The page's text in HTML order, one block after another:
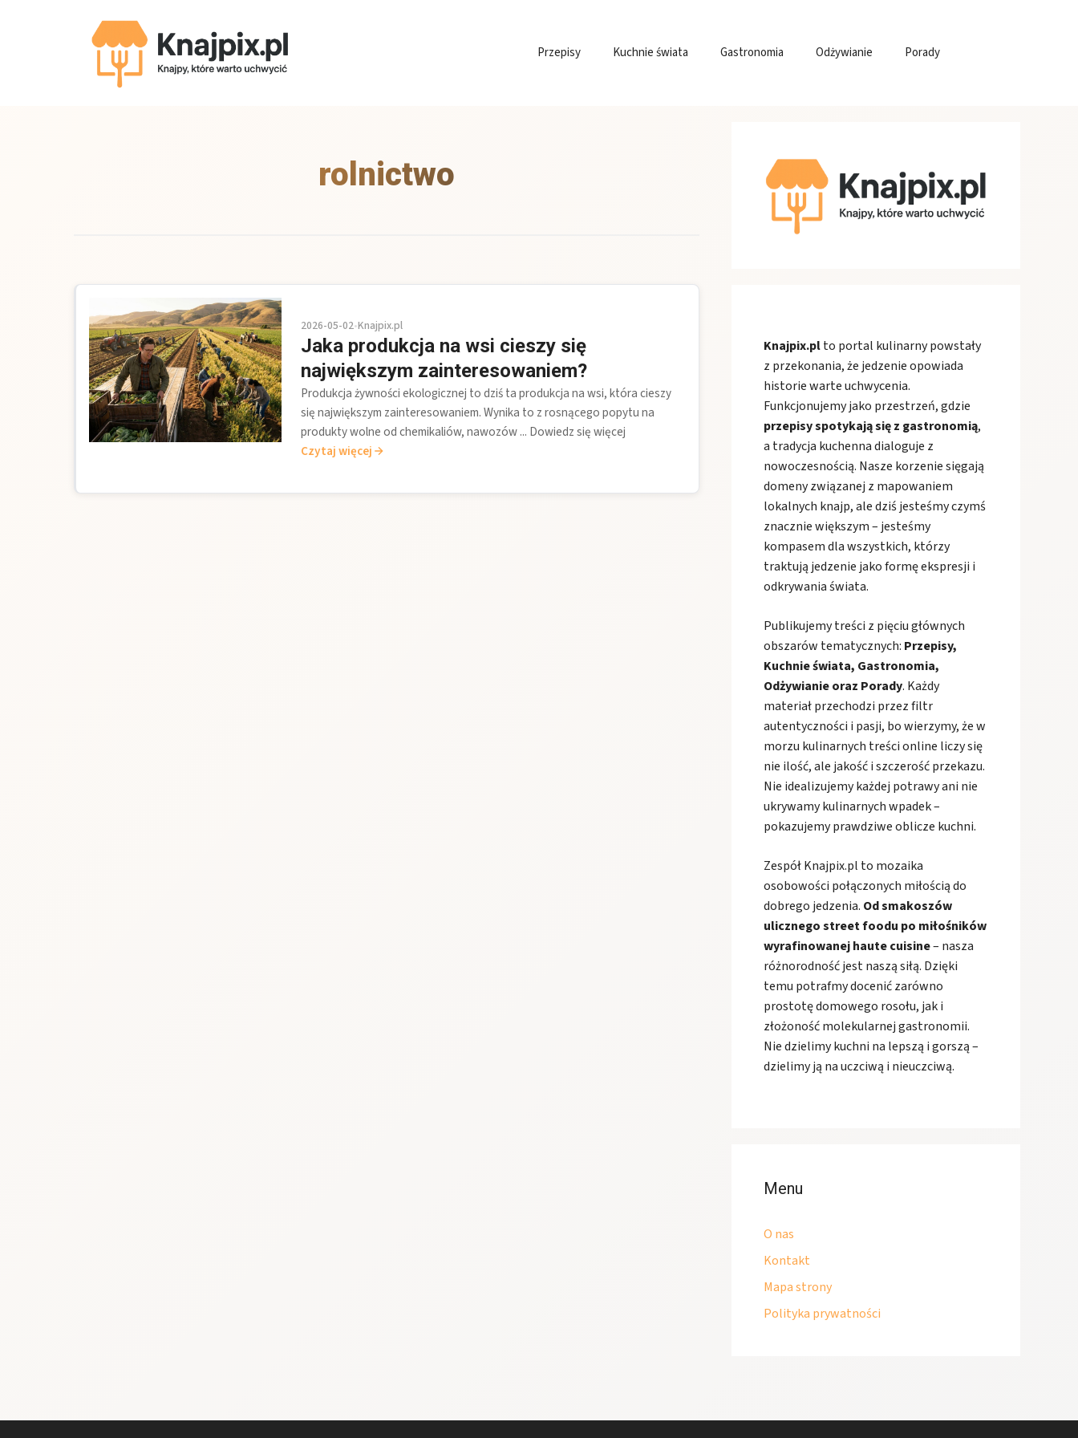
Przepisy Kuchnie świata Gastronomia Odżywianie Porady
rolnictwo
2026-05-02•Knajpix.pl
Jaka produkcja na wsi cieszy się
największym zainteresowaniem?
Produkcja żywności ekologicznej to dziś ta produkcja na wsi, która cieszy
się największym zainteresowaniem. Wynika to z rosnącego popytu na
produkty wolne od chemikaliów, nawozów ... Dowiedz się więcej
Czytaj więcej
Knajpix.plto portal kulinarny powstały
z przekonania, że jedzenie opowiada
historie warte uchwycenia.
Funkcjonujemy jako przestrzeń, gdzie
przepisy spotykają się z gastronomią,
a tradycja kuchenna dialoguje z
nowoczesnością. Nasze korzenie sięgają
domeny związanej z mapowaniem
lokalnych knajp, ale dziś jesteśmy czymś
znacznie większym – jesteśmy
kompasem dla wszystkich, którzy
traktują jedzenie jako formę ekspresji i
odkrywania świata.
Publikujemy treści z pięciu głównych
obszarów tematycznych: Przepisy,
Kuchnie świata, Gastronomia,
Odżywianie oraz Porady. Każdy
materiał przechodzi przez filtr
autentyczności i pasji, bo wierzymy, że w
morzu kulinarnych treści online liczy się
nie ilość, ale jakość i szczerość przekazu.
Nie idealizujemy każdej potrawy ani nie
ukrywamy kulinarnych wpadek –
pokazujemy prawdziwe oblicze kuchni.
Zespół Knajpix.pl to mozaika
osobowości połączonych miłością do
dobrego jedzenia. Od smakoszów
ulicznego street foodu po miłośników
wyrafinowanej haute cuisine– nasza
różnorodność jest naszą siłą. Dzięki
temu potrafmy docenić zarówno
prostotę domowego rosołu, jak i
złożoność molekularnej gastronomii.
Nie dzielimy kuchni na lepszą i gorszą –
dzielimy ją na uczciwą i nieuczciwą.
Menu
O nas
Kontakt
Mapa strony
Polityka prywatności